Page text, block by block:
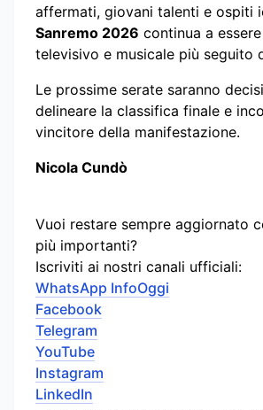
affermati, giovani talenti e ospiti
Sanremo 2026 continua a essere
televisivo e musicale più seguito
Le prossime serate saranno
delineare la classifica finale e
vincitore della manifestazione.
Nicola Cundò
Vuoi restare sempre aggiornato
più importanti?
Iscriviti ai nostri canali ufficiali:
WhatsApp InfoOggi
Facebook
Telegram
YouTube
Instagram
LinkedIn